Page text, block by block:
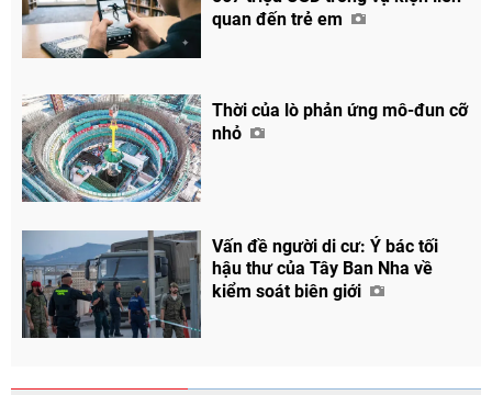
quan đến trẻ em
Thời của lò phản ứng mô-đun cỡ
nhỏ
Vấn đề người di cư: Ý bác tối
hậu thư của Tây Ban Nha về
kiểm soát biên giới